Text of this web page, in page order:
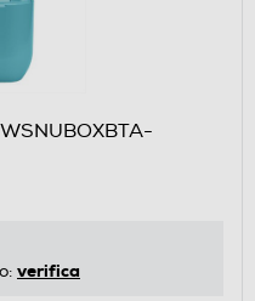
verifica